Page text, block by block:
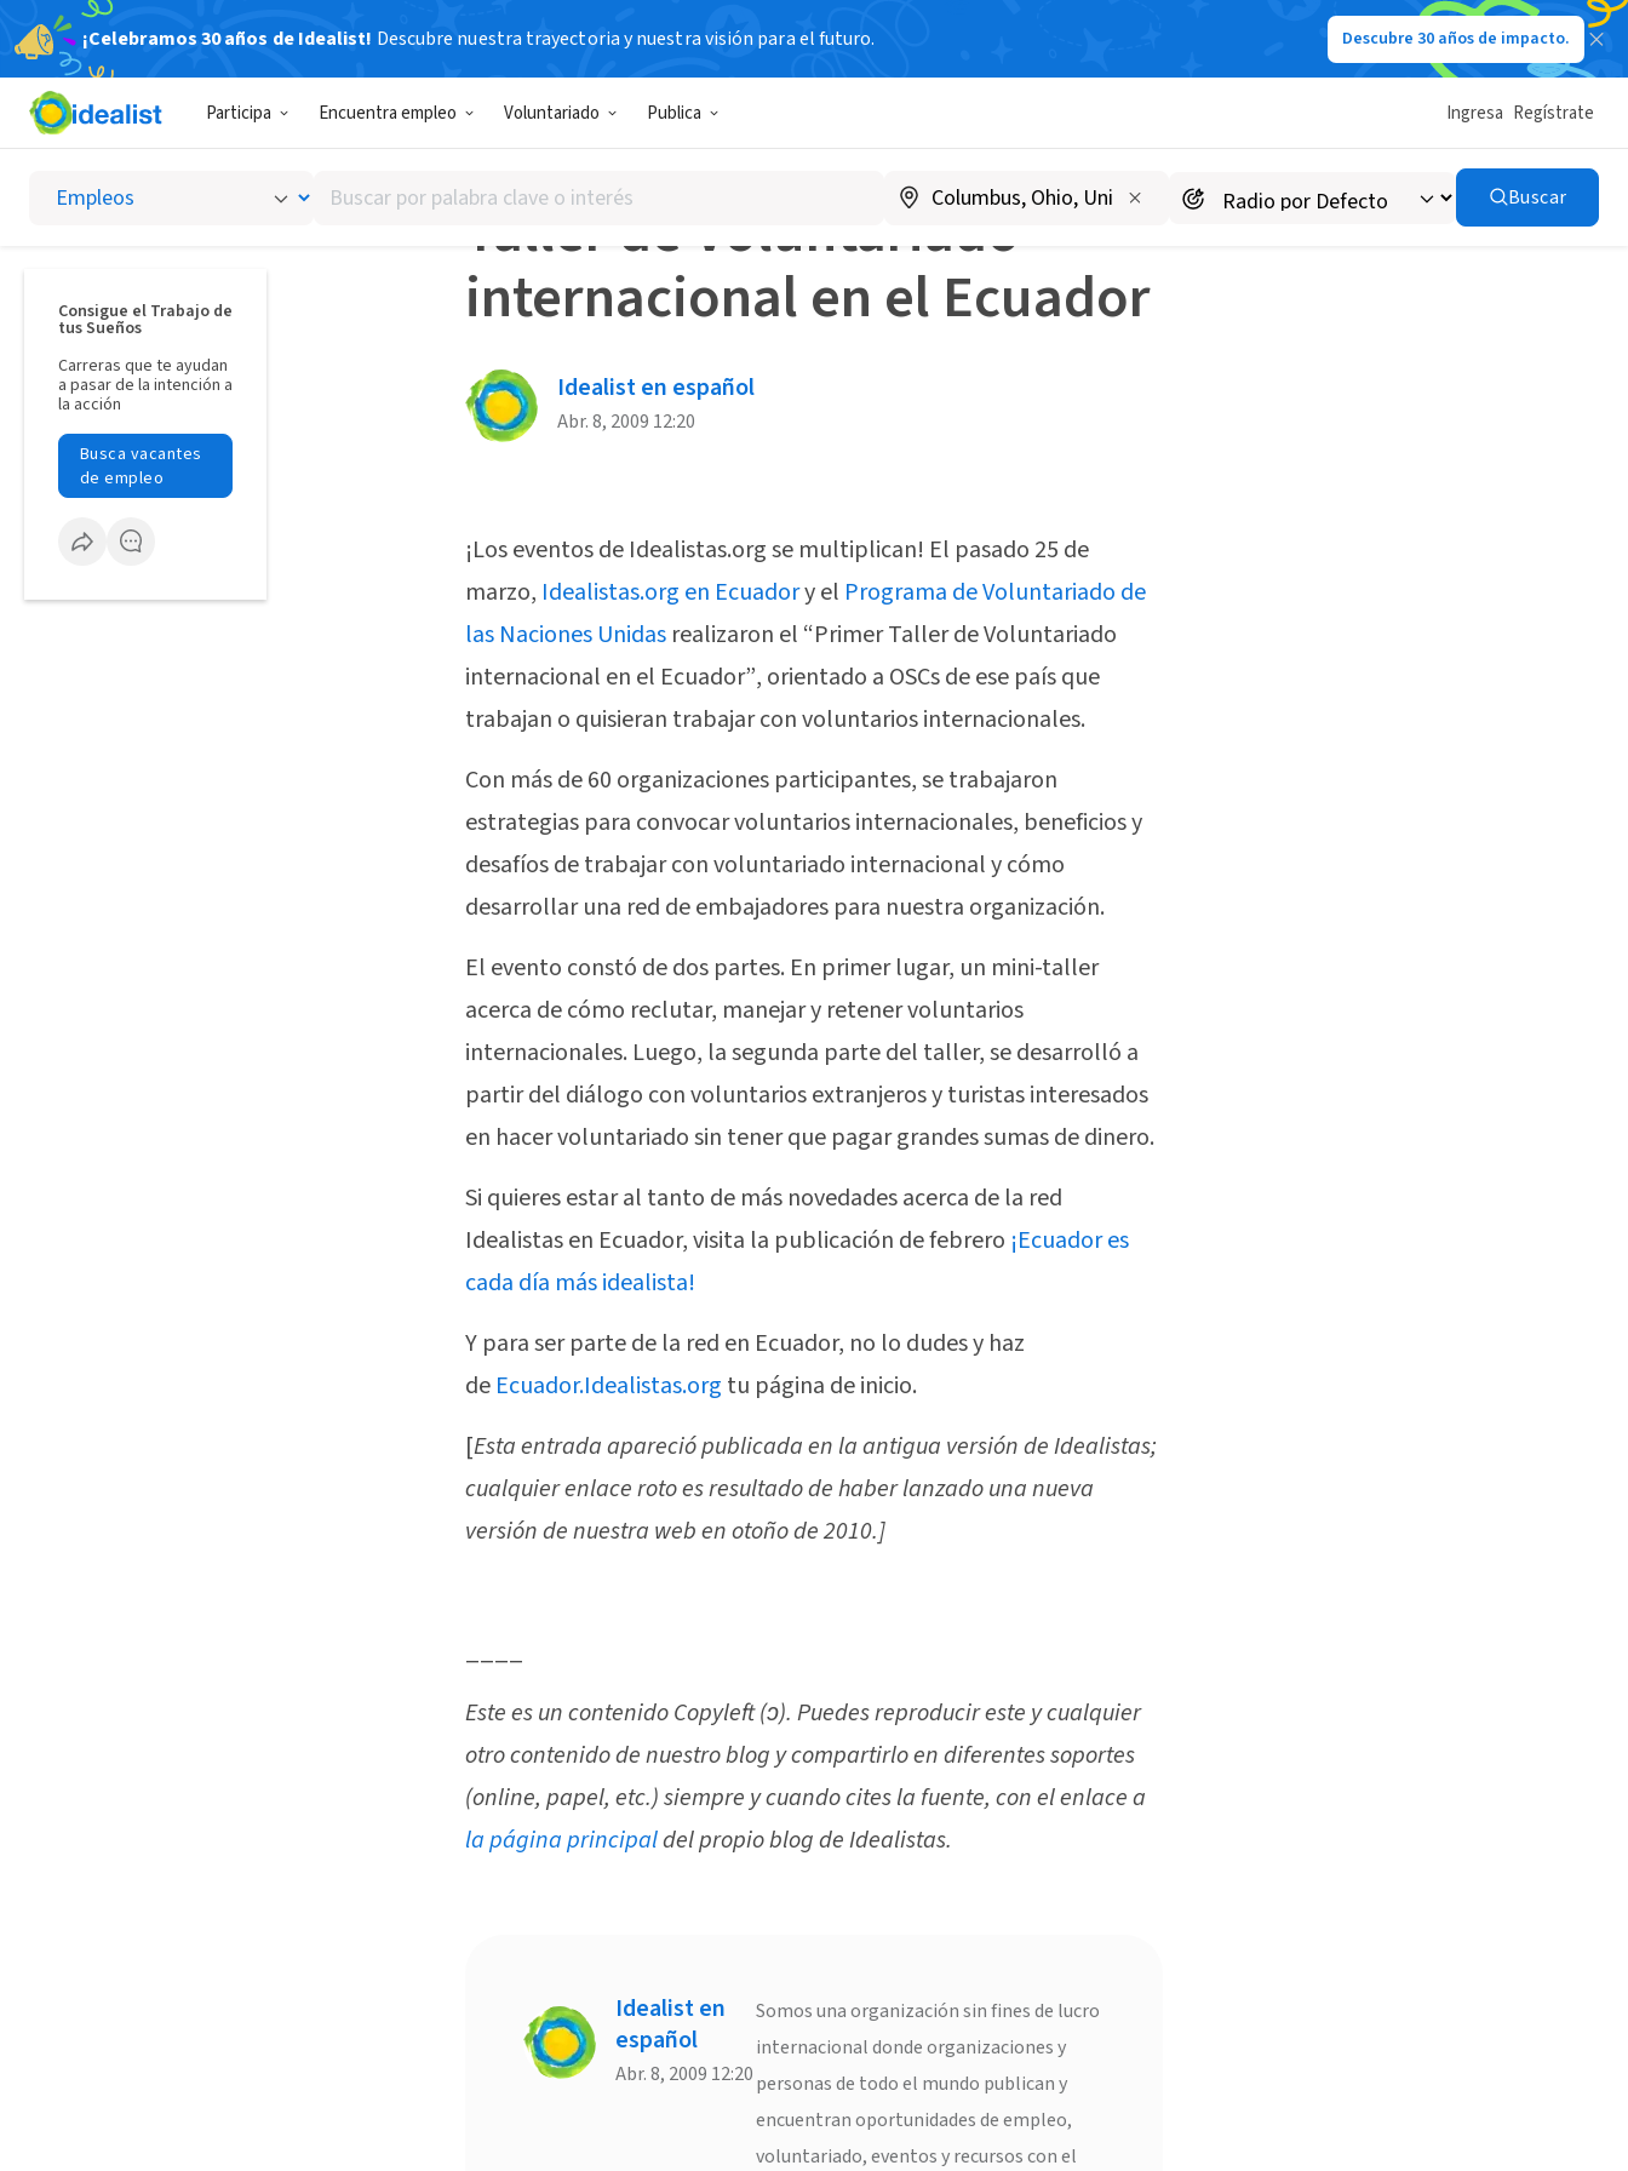
¡Celebramos 30 años de Idealist! Descubre nuestra trayectoria y nuestra visión para el futuro. Descubre 30 años de impacto.
Participa Encuentra empleo Voluntariado Publica Ingresa Regístrate
Buscar
por
Buscar
Consigue el Trabajo de
tus Sueños
Carreras que te ayudan
a pasar de la intención a
la acción
Busca vacantes
de empleo
BECAS/CONCURSOS/CAMPAÑAS
Taller de Voluntariado
internacional en el Ecuador
Idealist en español
Abr. 8, 2009 12:20
¡Los eventos de Idealistas.org se multiplican! El pasado 25 de
marzo, Idealistas.org en Ecuadory el Programa de Voluntariado de
las Naciones Unidas realizaron el “Primer Taller de Voluntariado
internacional en el Ecuador”, orientado a OSCs de ese país que
trabajan o quisieran trabajar con voluntarios internacionales.
Con más de 60 organizaciones participantes, se trabajaron
estrategias para convocar voluntarios internacionales, beneficios y
desafíos de trabajar con voluntariado internacional y cómo
desarrollar una red de embajadores para nuestra organización.
El evento constó de dos partes. En primer lugar, un mini-taller
acerca de cómo reclutar, manejar y retener voluntarios
internacionales. Luego, la segunda parte del taller, se desarrolló a
partir del diálogo con voluntarios extranjeros y turistas interesados
en hacer voluntariado sin tener que pagar grandes sumas de dinero.
Si quieres estar al tanto de más novedades acerca de la red
Idealistas en Ecuador, visita la publicación de febrero ¡Ecuador es
cada día más idealista!
Y para ser parte de la red en Ecuador, no lo dudes y haz
de Ecuador.Idealistas.org tu página de inicio.
[Esta entrada apareció publicada en la antigua versión de Idealistas;
cualquier enlace roto es resultado de haber lanzado una nueva
versión de nuestra web en otoño de 2010.]
____
Este es un contenido Copyleft (ↄ). Puedes reproducir este y cualquier
otro contenido de nuestro blog y compartirlo en diferentes soportes
(online, papel, etc.) siempre y cuando cites la fuente, con el enlace a
la página principaldel propio blog de Idealistas.
Idealist en
español
Abr. 8, 2009 12:20
Somos una organización sin fines de lucro
internacional donde organizaciones y
personas de todo el mundo publican y
encuentran oportunidades de empleo,
voluntariado, eventos y recursos con el